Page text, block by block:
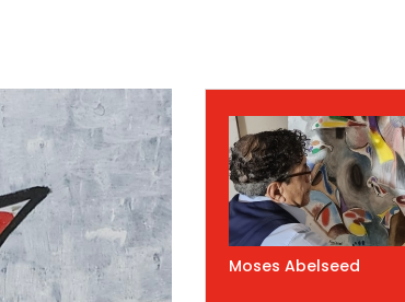
Moses Abelseed